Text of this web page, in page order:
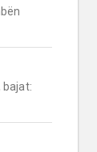
bajat: